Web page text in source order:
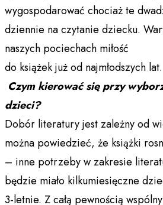
wygospodarować chociaż te
dziennie na czytanie dziecku.
naszych pociechach miłość
do książek już od najmłodszych lat.
Czym kierować się przy
dzieci?
Dobór literatury jest zależny od
można powiedzieć, że książki
– inne potrzeby w zakresie
będzie miało kilkumiesięczne
3-letnie. Z całą pewnością